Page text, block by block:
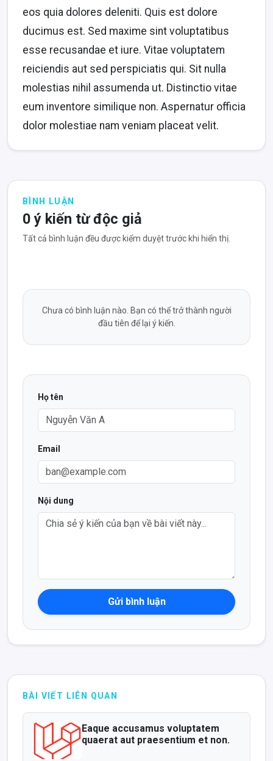
eos quia dolores deleniti. Quis est dolore
ducimus est. Sed maxime sint voluptatibus
esse recusandae et iure. Vitae voluptatem
reiciendis aut sed perspiciatis qui. Sit nulla
molestias nihil assumenda ut. Distinctio vitae
eum inventore similique non. Aspernatur officia
dolor molestiae nam veniam placeat velit.
BÌNH LUẬN
0 ý kiến từ độc giả
Tất cả bình luận đều được kiểm duyệt trước khi hiển thị.
Chưa có bình luận nào. Bạn có thể trở thành người
đầu tiên để lại ý kiến.
Họ tên
Email
Nội dung
Gửi bình luận
BÀI VIẾT LIÊN QUAN
Eaque accusamus voluptatem
quaerat aut praesentium et non.